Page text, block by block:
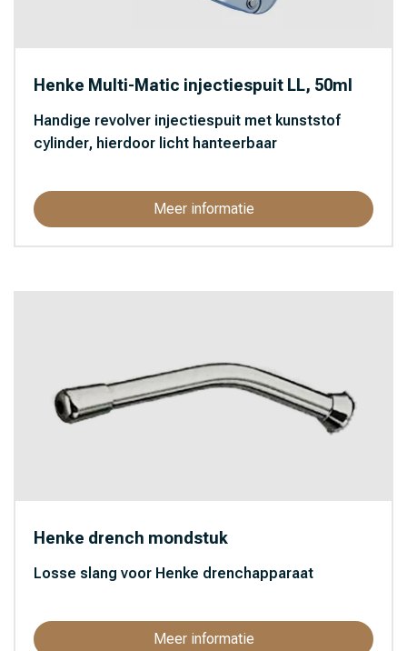
Henke Multi-Matic injectiespuit LL, 50ml
Handige revolver injectiespuit met kunststof
cylinder, hierdoor licht hanteerbaar
Meer informatie
Henke drench mondstuk
Losse slang voor Henke drenchapparaat
Meer informatie